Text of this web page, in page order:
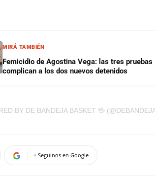
MIRÁ TAMBIÉN
Femicidio de Agostina Vega: las tres pruebas
complican a los dos nuevos detenidos
BY DE BANDEJA BASKET 🖖
+ Seguinos en Google